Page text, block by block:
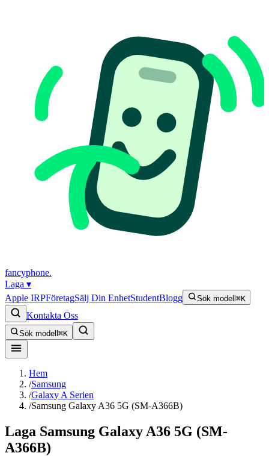
fancyphone.
Laga ▾
Apple IRPFöretagSälj Din EnhetStudentBlogg Sök modell ⌘K
Kontakta Oss
Sök modell ⌘K
Hem
/Samsung
/Galaxy A Serien
/Samsung Galaxy A36 5G (SM-A366B)
Laga Samsung Galaxy A36 5G (SM-
A366B)